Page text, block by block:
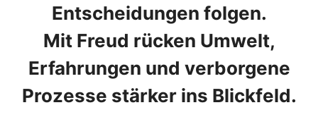
Entscheidungen folgen.
Mit Freud rücken Umwelt,
Erfahrungen und verborgene
Prozesse stärker ins Blickfeld.